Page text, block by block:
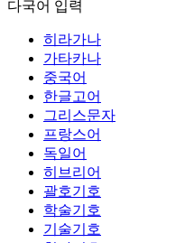
다국어 입력
히라가나
가타카나
중국어
한글고어
그리스문자
프랑스어
독일어
히브리어
괄호기호
학술기호
기술기호